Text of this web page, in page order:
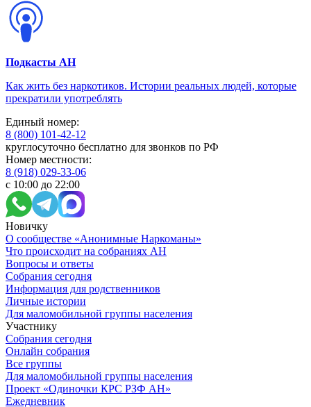
Подкасты АН
Как жить без наркотиков. Истории реальных людей, которые
прекратили употреблять
Единый номер:
8 (800) 101-42-12
круглосуточно бесплатно для звонков по РФ
Номер местности:
8 (918) 029-33-06
с 10:00 до 22:00
Новичку
О сообществе «Анонимные Наркоманы»
Что происходит на собраниях АН
Вопросы и ответы
Собрания сегодня
Информация для родственников
Личные истории
Для маломобильной группы населения
Участнику
Собрания сегодня
Онлайн собрания
Все группы
Для маломобильной группы населения
Проект «Одиночки КРС РЗФ АН»
Ежедневник